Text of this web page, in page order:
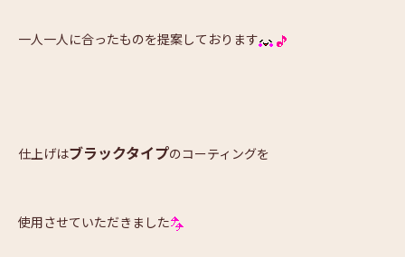
一人一人に合ったものを提案しております
仕上げはブラックタイプのコーティングを
使用させていただきました